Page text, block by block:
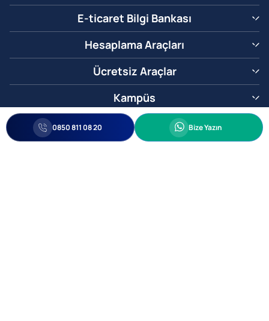
E-ticaret Bilgi Bankası
Hesaplama Araçları
Ücretsiz Araçlar
Kampüs
0850 811 08 20 Whatsapp
Bize Yazın
0850 811 08 20